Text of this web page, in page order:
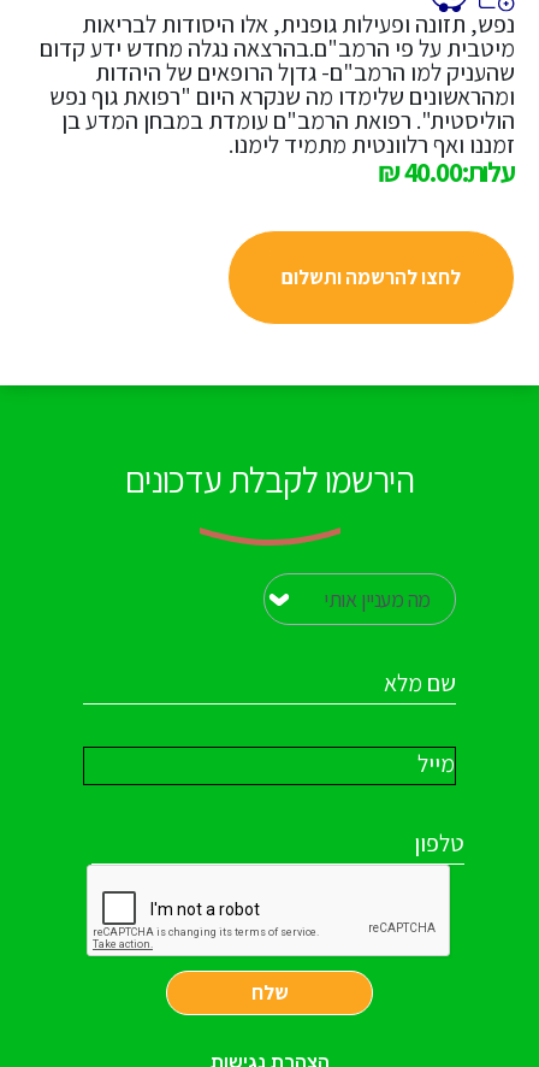
נפש, תזונה ופעילות גופנית, אלו היסודות לבריאות
מיטבית על פי הרמב"ם.בהרצאה נגלה מחדש ידע קדום
שהעניק למו הרמב"ם- גדןל הרופאים של היהדות
ומהראשונים שלימדו מה שנקרא היום "רפואת גוף נפש
הוליסטית". רפואת הרמב"ם עומדת במבחן המדע בן
זמננו ואף רלוונטית מתמיד לימנו.
עלות:40.00 ₪
לחצו להרשמה ותשלום
הירשמו לקבלת עדכונים
שלח
הצהרת נגישות